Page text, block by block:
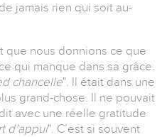
jamais rien qui soit au-
que nous donnions ce que
qui manque dans sa grâce.
chancelle".
Il était dans une
grand-chose.
Il ne pouvait
avec une réelle gratitude
d’appui". C’est si souvent